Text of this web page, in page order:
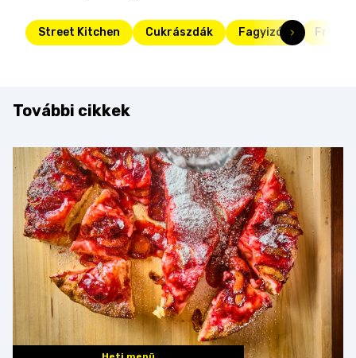
Street Kitchen Cukrászdák Fagyizók Friss
További cikkek